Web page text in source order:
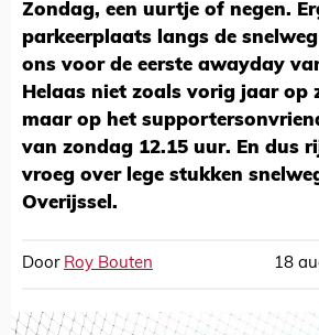
Zondag, een uurtje of negen.
parkeerplaats langs de
ons voor de eerste awayday
Helaas niet zoals vorig jaar op
maar op het
van zondag 12.15 uur. En dus
vroeg over lege stukken
Overijssel.
Door Roy Bouten 18